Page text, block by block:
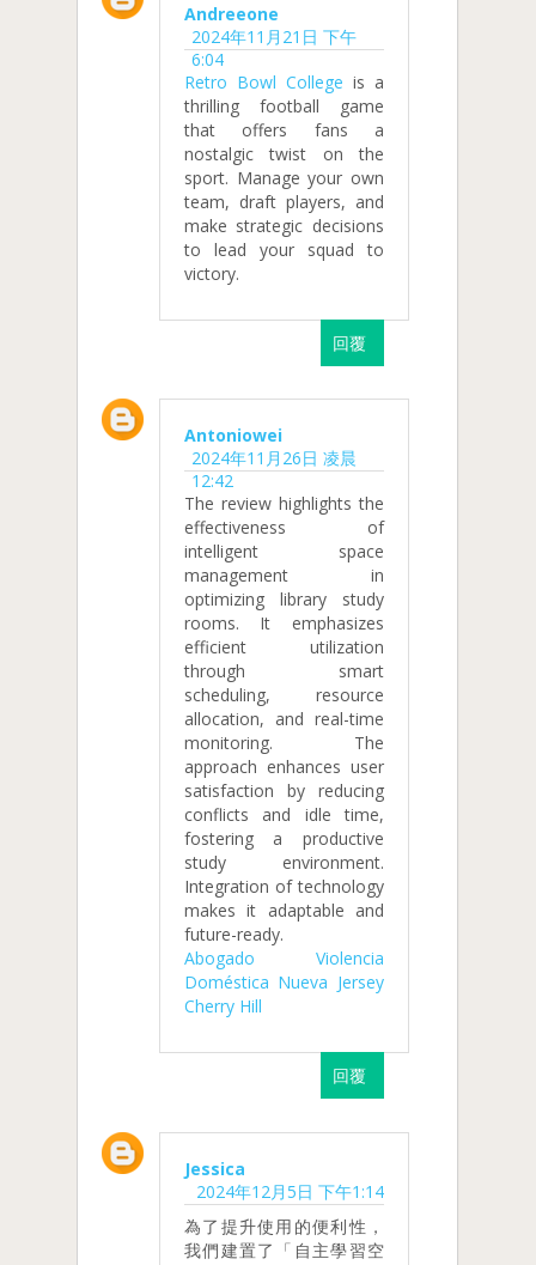
Andreeone
2024年11月21日 下午
6:04
Retro Bowl College is a
thrilling football game
that offers fans a
nostalgic twist on the
sport. Manage your own
team, draft players, and
make strategic decisions
to lead your squad to
victory.
回覆
Antoniowei
2024年11月26日 凌晨
12:42
The review highlights the
effectiveness of
intelligent space
management in
optimizing library study
rooms. It emphasizes
efficient utilization
through smart
scheduling, resource
allocation, and real-time
monitoring. The
approach enhances user
satisfaction by reducing
conflicts and idle time,
fostering a productive
study environment.
Integration of technology
makes it adaptable and
future-ready.
Abogado Violencia
Doméstica Nueva Jersey
Cherry Hill
回覆
Jessica
2024年12月5日 下午1:14
為了提升使用的便利性，
我們建置了「自主學習空